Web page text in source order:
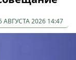
АВГУСТА 2026 14:47